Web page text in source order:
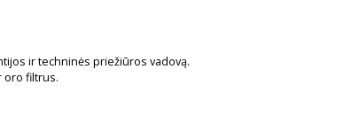
ir techninės priežiūros vadovą.
oro filtrus.